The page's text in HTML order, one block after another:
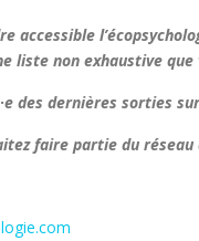
accessible
liste non exhaustive
des dernières sorties
faire partie du